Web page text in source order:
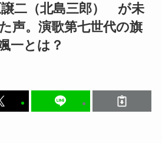
譲二（北島三郎） が未
声。演歌第七世代の旗
一とは？